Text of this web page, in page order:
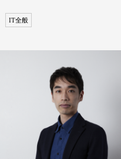
IT全般